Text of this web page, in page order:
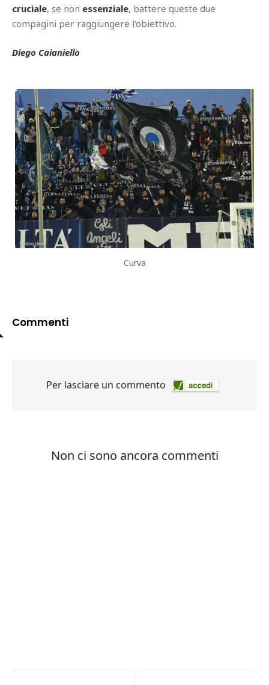
cruciale, se non essenziale, battere queste due
compagini per raggiungere l'obiettivo.
Diego Caianiello
Curva
Commenti